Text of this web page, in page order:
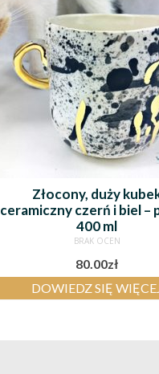
Złocony, duży
ceramiczny czerń i biel –
400 ml
BRAK OCEN
80.00zł
DOWIEDZ SIĘ